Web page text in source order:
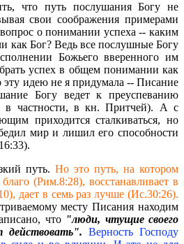
что путь послушания Богу не
свои соображения примерами
о понимании успеха -- каким
как Бог? Ведь все послушные Богу
Божьего вверенного им
успех в общем понимании как
эту идею не я придумала -- Писание
Богу ведет к преуспеванию
в частности, в кн. Притчей). А с
приходится сталкиваться, но
мир и лишил его способности
путь. Но это путь, на котором
(Рим.8:28), восстанавливает в
дает в семь раз лучше (Ис.30:26).
месту Писания находим
что "люди, чтущие своего
действовать". Верность Господу